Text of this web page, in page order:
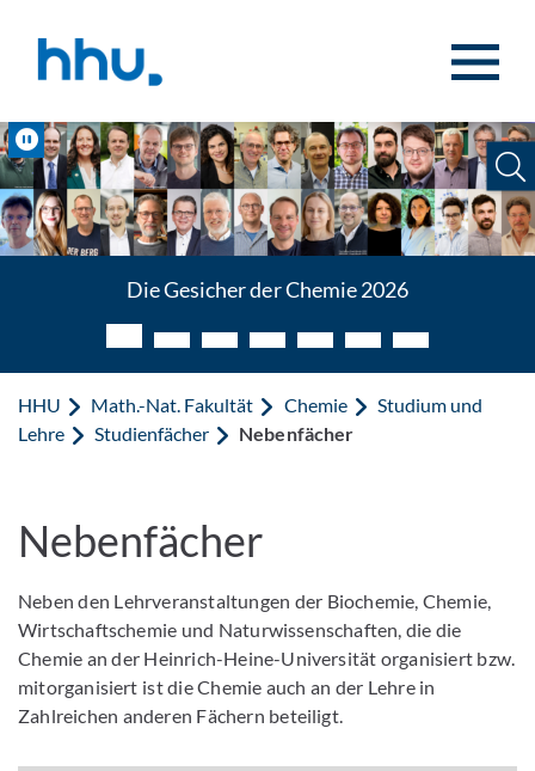
Die Gesicher der Chemie 2026
Pause
HHU Math.-Nat. Fakultät Chemie
Studium und
Lehre
Studienfächer Nebenfächer
Nebenfächer
Neben den Lehrveranstaltungen der Biochemie, Chemie,
Wirtschaftschemie und Naturwissenschaften, die die
Chemie an der Heinrich-Heine-Universität organisiert bzw.
mitorganisiert ist die Chemie auch an der Lehre in
Zahlreichen anderen Fächern beteiligt.